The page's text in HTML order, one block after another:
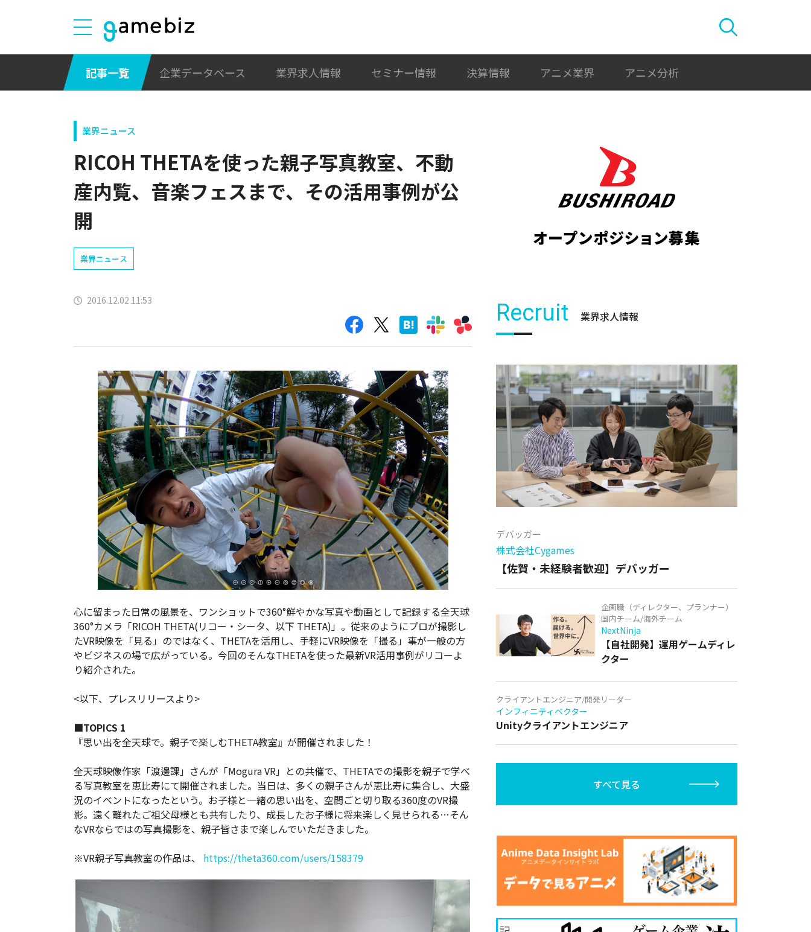
記事一覧 企業データベース 業界求人情報 セミナー情報 決算情報 アニメ業界 アニメ分析
業界ニュース
RICOH THETAを使った親子写真教室、不動
産内覧、音楽フェスまで、その活用事例が公
開
業界ニュース
2016.12.02 11:53
心に留まった日常の風景を、ワンショットで360°鮮やかな写真や動画として記録する全天球
360°カメラ「RICOH THETA(リコー・シータ、以下 THETA)」。従来のようにプロが撮影し
たVR映像を「見る」のではなく、THETAを活用し、手軽にVR映像を「撮る」事が一般の方
やビジネスの場で広がっている。今回のそんなTHETAを使った最新VR活用事例がリコーよ
り紹介された。
<以下、プレスリリースより>
■TOPICS 1
『思い出を全天球で。親子で楽しむTHETA教室』が開催されました！
全天球映像作家「渡邊課」さんが「Mogura VR」との共催で、THETAでの撮影を親子で学べ
る写真教室を恵比寿にて開催されました。当日は、多くの親子さんが恵比寿に集合し、大盛
況のイベントになったという。お子様と一緒の思い出を、空間ごと切り取る360度のVR撮
影。遠く離れたご祖父母様とも共有したり、成長したお子様に将来楽しく見せられる…そん
なVRならではの写真撮影を、親子皆さまで楽しんでいただきました。
※VR親子写真教室の作品は、 https://theta360.com/users/158379
Recruit 業界求人情報
デバッガー
株式会社Cygames
【佐賀・未経験者歓迎】デバッガー
企画職（ディレクター、プランナー）
国内チーム/海外チーム
NextNinja
【自社開発】運用ゲームディレ
クター
クライアントエンジニア/開発リーダー
インフィニティベクター
Unityクライアントエンジニア
すべて見る